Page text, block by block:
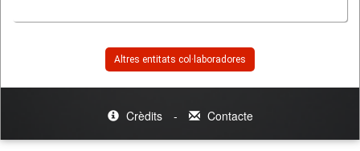
Altres entitats col·laboradores
Crèdits - Contacte